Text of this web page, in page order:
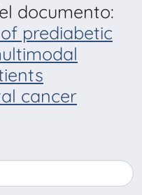
documento:
prediabetic
cancer